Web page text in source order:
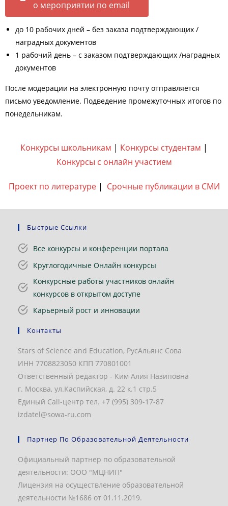
о мероприятии по email
модерации. Срок модерации:
до 10 рабочих дней – без заказа подтверждающих /
наградных документов
1 рабочий день – с заказом подтверждающих /наградных
документов
После модерации на электронную почту отправляется
письмо уведомление. Подведение промежуточных итогов по
понедельникам.
Конкурсы школьникам | Конкурсы студентам |
Конкурсы с онлайн участием
Проект по литературе| Срочные публикации в СМИ
Быстрые Ссылки
Все конкурсы и конференции портала
Круглогодичные Онлайн конкурсы
Конкурсные работы участников онлайн
конкурсов в открытом доступе
Карьерный рост и инновации
Контакты
Stars of Science and Education, РусАльянс Сова
ИНН 7708823050 КПП 770801001
Ответственный редактор - Ким Алия Назиповна
г. Москва, ул.Каспийская, д. 22 к.1 стр.5
Единый Call-центр тел. +7 (995) 309-17-87
izdatel@sowa-ru.com
Партнер По Образовательной Деятельности
Официальный партнер по образовательной
деятельности: ООО "МЦНИП"
Лицензия на осуществление образовательной
деятельности №1686 от 01.11.2019.